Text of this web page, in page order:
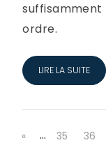
ordre.
LIRE LA SUITE
« … 35 36